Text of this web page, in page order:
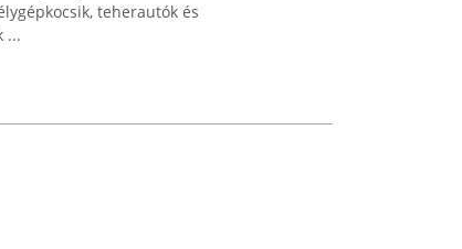
teherautók és
...